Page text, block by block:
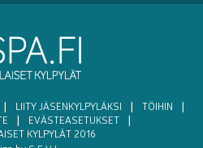
| LIITY JÄSENKYLPYLÄKSI | TÖIHIN
|
| EVÄSTEASETUKSET
|
KYLPYLÄT 2016